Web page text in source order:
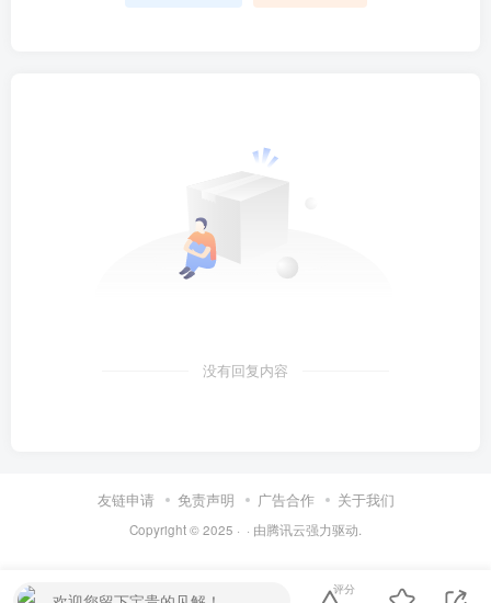
没有回复内容
友链申请 免责声明 广告合作 关于我们
Copyright © 2025 · · 由腾讯云强力驱动.
评分